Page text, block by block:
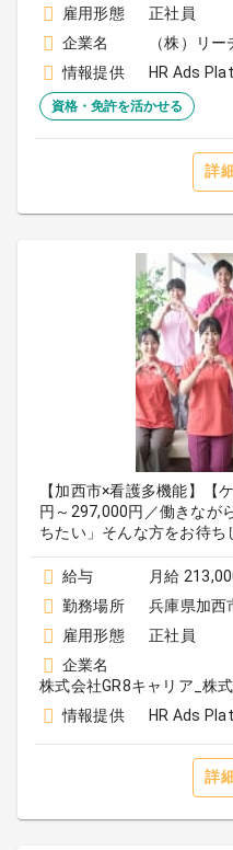
雇用形態
正社員
企業名
（株）リ
情報提供
HR Ads
資格・免許を活かせる
詳
【加西市×看護多機能】【
円～297,000円／働きなが
ちたい」そんな方をお待
給与
月給
勤務場所
兵庫県加西
雇用形態
正社員
企業名
株式会社GR8キャリア_株
情報提供
HR Ads
詳